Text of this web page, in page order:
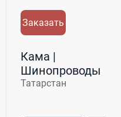
Заказать
Кама |
Шинопроводы
Татарстан